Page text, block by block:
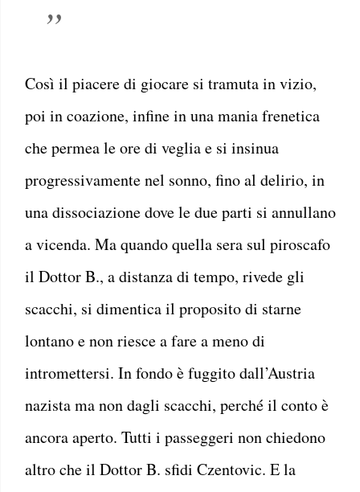
Così il piacere di giocare si tramuta in vizio,
poi in coazione, infine in una mania frenetica
che permea le ore di veglia e si insinua
progressivamente nel sonno, fino al delirio, in
una dissociazione dove le due parti si annullano
a vicenda. Ma quando quella sera sul piroscafo
il Dottor B., a distanza di tempo, rivede gli
scacchi, si dimentica il proposito di starne
lontano e non riesce a fare a meno di
intromettersi. In fondo è fuggito dall’Austria
nazista ma non dagli scacchi, perché il conto è
ancora aperto. Tutti i passeggeri non chiedono
altro che il Dottor B. sfidi Czentovic. E la